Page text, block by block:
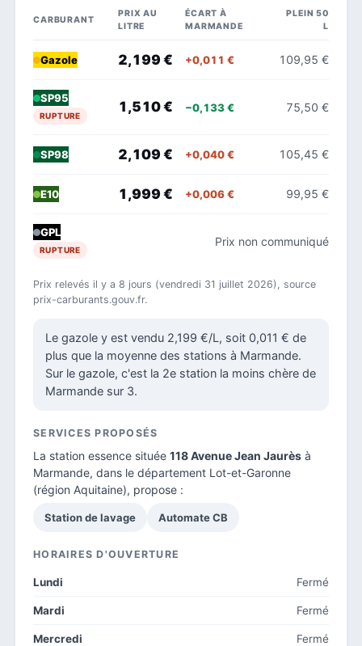
CARBURANT
PRIX AU
LITRE
ÉCART À
MARMANDE
PLEIN 50
L
Gazole 2,199 € +0,011 € 109,95 €
SP95
RUPTURE
1,510 € −0,133 € 75,50 €
SP98 2,109 € +0,040 € 105,45 €
E10 1,999 € +0,006 € 99,95 €
GPL
RUPTURE
Prix non communiqué
Prix relevés il y a 8 jours (vendredi 31 juillet 2026), source
prix-carburants.gouv.fr.
Le gazole y est vendu 2,199 €/L, soit 0,011 € de
plus que la moyenne des stations à Marmande.
Sur le gazole, c'est la 2e station la moins chère de
Marmande sur 3.
SERVICES PROPOSÉS
La station essence située 118 Avenue Jean Jaurès à
Marmande, dans le département Lot-et-Garonne
(région Aquitaine), propose :
Station de lavage Automate CB
HORAIRES D'OUVERTURE
Lundi Fermé
Mardi Fermé
Mercredi Fermé